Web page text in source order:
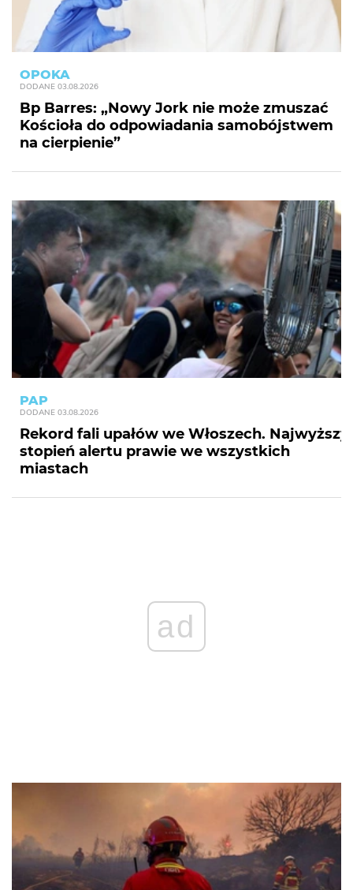
OPOKA
DODANE 03.08.2026
Bp Barres: „Nowy Jork nie może zmuszać
Kościoła do odpowiadania samobójstwem
na cierpienie”
PAP
DODANE 03.08.2026
Rekord fali upałów we Włoszech. Najwyższy
stopień alertu prawie we wszystkich
miastach
ad